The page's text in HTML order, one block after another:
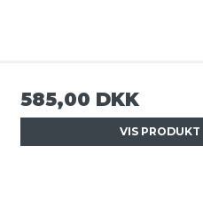
585,00 DKK
VIS PRODUKT